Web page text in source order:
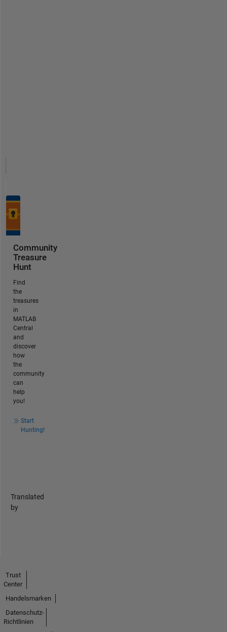
Community
Treasure
Hunt
Find
the
treasures
in
MATLAB
Central
and
discover
how
the
community
can
help
you!
Start
Hunting!
Translated
by
Trust
Center
Handelsmarken
Datenschutz-
Richtlinien